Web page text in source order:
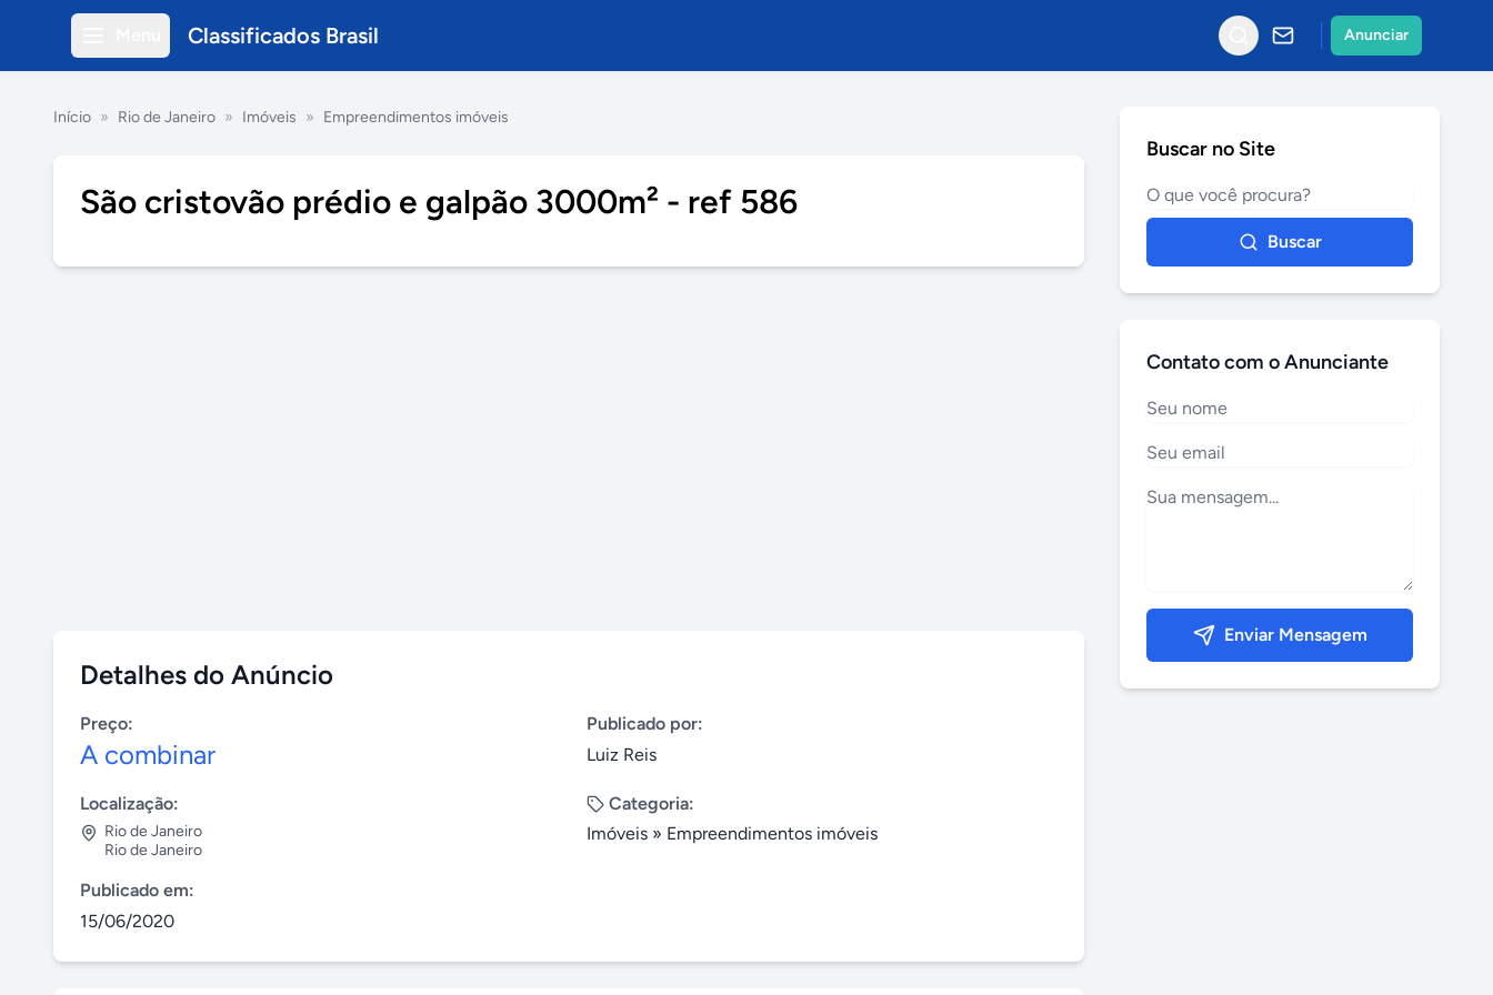
Classificados Brasil Anunciar
Início » Rio de Janeiro » Imóveis » Empreendimentos imóveis
São cristovão prédio e galpão 3000m² - ref 586
Detalhes do Anúncio
Preço:
A combinar
Publicado por:
Luiz Reis
Localização:
Rio de Janeiro
Rio de Janeiro
Categoria:
Imóveis » Empreendimentos imóveis
Publicado em:
15/06/2020
Buscar no Site
Buscar
Contato com o Anunciante
Enviar Mensagem